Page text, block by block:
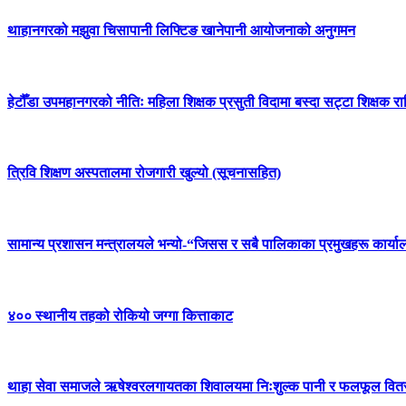
थाहानगरको मझुवा चिसापानी लिफ्टिङ खानेपानी आयोजनाको अनुगमन
हेटौँडा उपमहानगरको नीतिः महिला शिक्षक प्रसुती विदामा बस्दा सट्टा शिक्षक
त्रिवि शिक्षण अस्पतालमा रोजगारी खुल्यो (सूचनासहित)
सामान्य प्रशासन मन्त्रालयले भन्यो-“जिसस र सबै पालिकाका प्रमुखहरू
४०० स्थानीय तहको रोकियो जग्गा कित्ताकाट
थाहा सेवा समाजले ऋषेश्वरलगायतका शिवालयमा निःशुल्क पानी र फलफूल